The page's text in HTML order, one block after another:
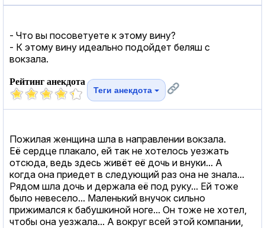
- Что вы посоветуете к этому вину?
- К этому вину идеально подойдет беляш с
вокзала.
Рейтинг анекдота
Теги анекдота
Пожилая женщина шла в направлении вокзала.
Её сердце плакало, ей так не хотелось уезжать
отсюда, ведь здесь живёт её дочь и внуки... А
когда она приедет в следующий раз она не знала...
Рядом шла дочь и держала её под руку... Ей тоже
было невесело... Маленький внучок сильно
прижимался к бабушкиной ноге... Он тоже не хотел,
чтобы она уезжала... А вокруг всей этой компании,